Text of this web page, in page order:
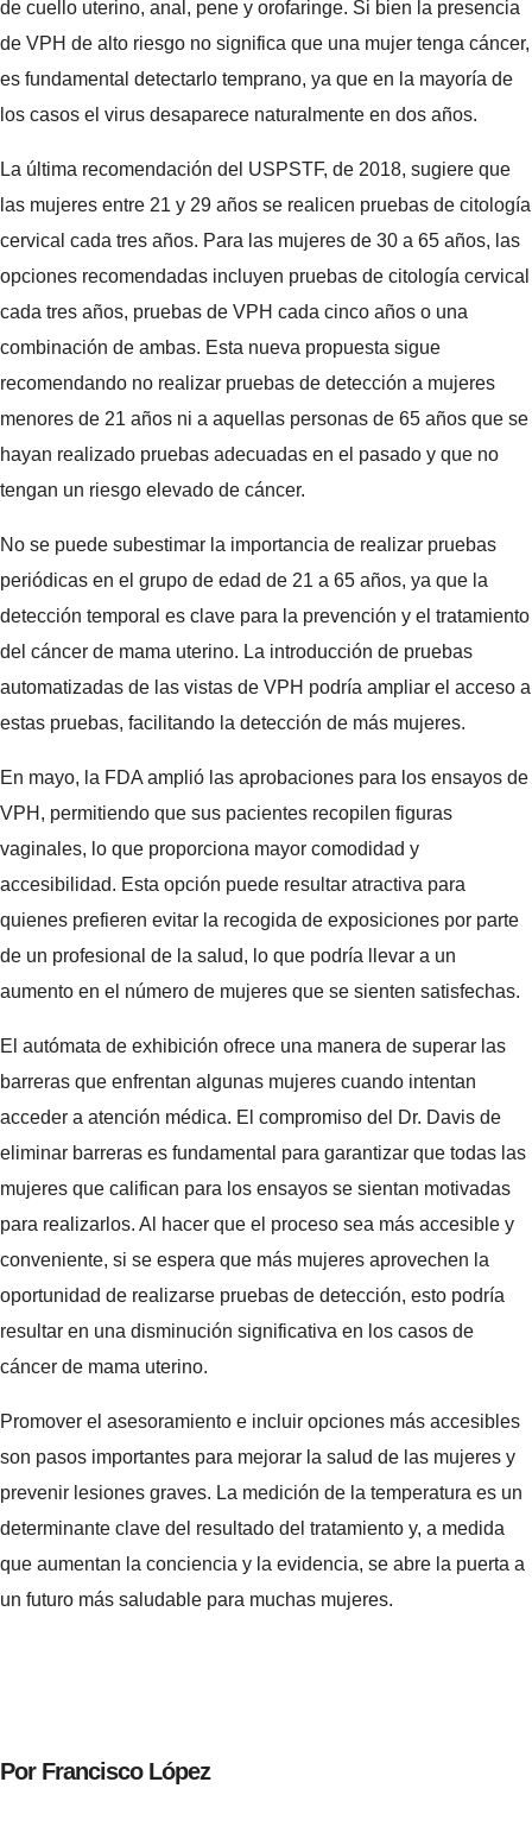
de cuello uterino, anal, pene y orofaringe. Si bien la presencia
de VPH de alto riesgo no significa que una mujer tenga cáncer,
es fundamental detectarlo temprano, ya que en la mayoría de
los casos el virus desaparece naturalmente en dos años.
La última recomendación del USPSTF, de 2018, sugiere que
las mujeres entre 21 y 29 años se realicen pruebas de citología
cervical cada tres años. Para las mujeres de 30 a 65 años, las
opciones recomendadas incluyen pruebas de citología cervical
cada tres años, pruebas de VPH cada cinco años o una
combinación de ambas. Esta nueva propuesta sigue
recomendando no realizar pruebas de detección a mujeres
menores de 21 años ni a aquellas personas de 65 años que se
hayan realizado pruebas adecuadas en el pasado y que no
tengan un riesgo elevado de cáncer.
No se puede subestimar la importancia de realizar pruebas
periódicas en el grupo de edad de 21 a 65 años, ya que la
detección temporal es clave para la prevención y el tratamiento
del cáncer de mama uterino. La introducción de pruebas
automatizadas de las vistas de VPH podría ampliar el acceso a
estas pruebas, facilitando la detección de más mujeres.
En mayo, la FDA amplió las aprobaciones para los ensayos de
VPH, permitiendo que sus pacientes recopilen figuras
vaginales, lo que proporciona mayor comodidad y
accesibilidad. Esta opción puede resultar atractiva para
quienes prefieren evitar la recogida de exposiciones por parte
de un profesional de la salud, lo que podría llevar a un
aumento en el número de mujeres que se sienten satisfechas.
El autómata de exhibición ofrece una manera de superar las
barreras que enfrentan algunas mujeres cuando intentan
acceder a atención médica. El compromiso del Dr. Davis de
eliminar barreras es fundamental para garantizar que todas las
mujeres que califican para los ensayos se sientan motivadas
para realizarlos. Al hacer que el proceso sea más accesible y
conveniente, si se espera que más mujeres aprovechen la
oportunidad de realizarse pruebas de detección, esto podría
resultar en una disminución significativa en los casos de
cáncer de mama uterino.
Promover el asesoramiento e incluir opciones más accesibles
son pasos importantes para mejorar la salud de las mujeres y
prevenir lesiones graves. La medición de la temperatura es un
determinante clave del resultado del tratamiento y, a medida
que aumentan la conciencia y la evidencia, se abre la puerta a
un futuro más saludable para muchas mujeres.
Por Francisco López